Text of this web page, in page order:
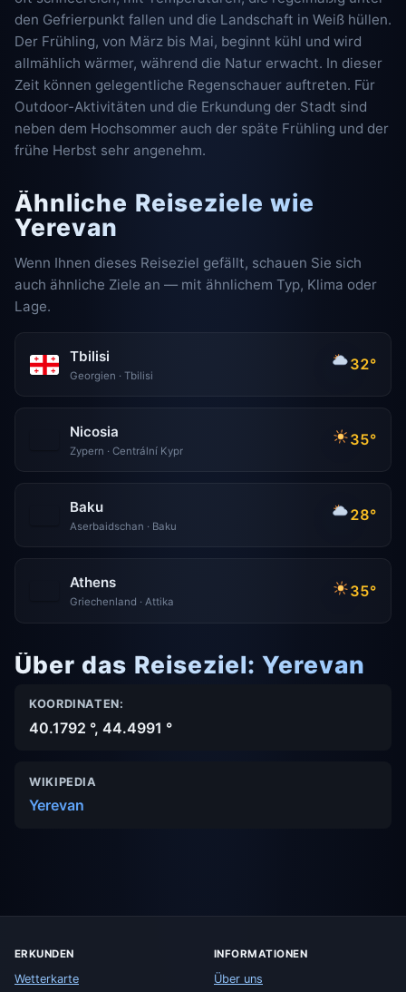
den Gefrierpunkt fallen und die Landschaft in Weiß hüllen.
Der Frühling, von März bis Mai, beginnt kühl und wird
allmählich wärmer, während die Natur erwacht. In dieser
Zeit können gelegentliche Regenschauer auftreten. Für
Outdoor-Aktivitäten und die Erkundung der Stadt sind
neben dem Hochsommer auch der späte Frühling und der
frühe Herbst sehr angenehm.
Ähnliche Reiseziele wie
Yerevan
Wenn Ihnen dieses Reiseziel gefällt, schauen Sie sich
auch ähnliche Ziele an — mit ähnlichem Typ, Klima oder
Lage.
Tbilisi
Georgien · Tbilisi
32°
Nicosia
Zypern · Centrální Kypr
35°
Baku
Aserbaidschan · Baku
28°
Athens
Griechenland · Attika
35°
Über das Reiseziel: Yerevan
KOORDINATEN:
40.1792 °, 44.4991 °
WIKIPEDIA
Yerevan
ERKUNDEN
Wetterkarte
INFORMATIONEN
Über uns